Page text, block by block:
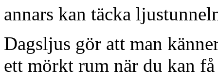
annars kan täcka
Dagsljus gör att man
ett mörkt rum när du kan